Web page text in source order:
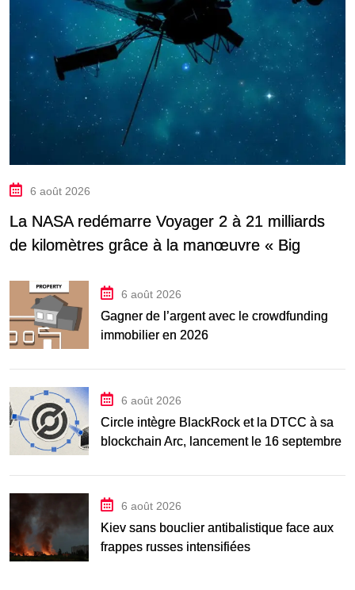
6 août 2026
La NASA redémarre Voyager 2 à 21 milliards
de kilomètres grâce à la manœuvre « Big
6 août 2026
Gagner de l’argent avec le crowdfunding
immobilier en 2026
6 août 2026
Circle intègre BlackRock et la DTCC à sa
blockchain Arc, lancement le 16 septembre
6 août 2026
Kiev sans bouclier antibalistique face aux
frappes russes intensifiées